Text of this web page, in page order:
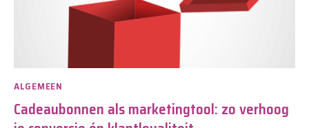
ALGEMEEN
Cadeaubonnen als marketingtool: zo verhoog